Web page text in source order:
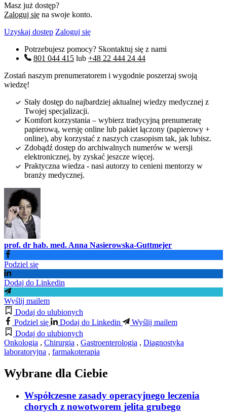
Masz już dostęp?
Zaloguj się na swoje konto.
Uzyskaj dostęp Zaloguj się
Potrzebujesz pomocy? Skontaktuj się z nami
801 044 415 lub +48 22 444 24 44
Zostań naszym prenumeratorem i wygodnie poszerzaj swoją
wiedzę!
Stały dostęp do najbardziej aktualnej wiedzy medycznej z
Twojej specjalizacji.
Komfort korzystania – wybierz tradycyjną prenumeratę
papierową, wersję online lub pakiet łączony (papierowy +
online), aby korzystać z naszych czasopism tak, jak lubisz.
Zdobądź dostęp do archiwalnych numerów w wersji
elektronicznej, by zyskać jeszcze więcej.
Praktyczna wiedza - nasi autorzy to cenieni mentorzy w
branży medycznej.
prof. dr hab. med. Anna Nasierowska-Guttmejer
Podziel się
Dodaj do Linkedin
Wyślij mailem
Dodaj do ulubionych
Podziel się
Dodaj do Linkedin
Wyślij mailem
Dodaj do ulubionych
Onkologia , Chirurgia , Gastroenterologia , Diagnostyka
laboratoryjna , farmakoterapia
Wybrane dla Ciebie
Współczesne zasady operacyjnego leczenia
chorych z nowotworem jelita grubego